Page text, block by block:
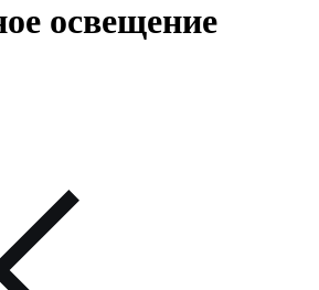
освещение